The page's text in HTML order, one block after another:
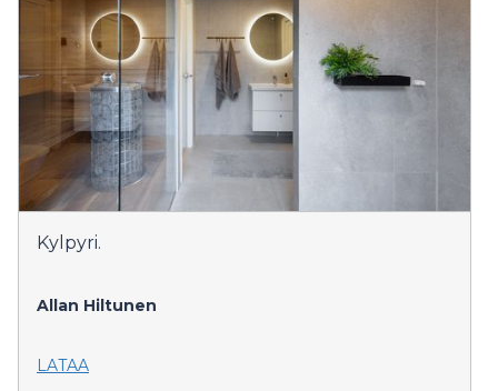
Kylpyri.
Allan Hiltunen
LATAA